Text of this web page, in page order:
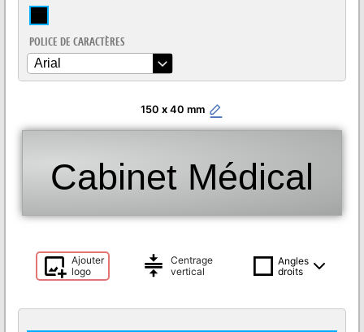
POLICE DE CARACTÈRES
Arial
150 x 40
Cabinet Médical
Ajouter
logo
Centrage
vertical
Angles
droits